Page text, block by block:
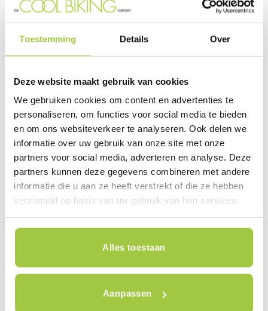
Toestemming Details Over
Deze website maakt gebruik van cookies
We gebruiken cookies om content en advertenties te
personaliseren, om functies voor social media te bieden
en om ons websiteverkeer te analyseren. Ook delen we
informatie over uw gebruik van onze site met onze
partners voor social media, adverteren en analyse. Deze
partners kunnen deze gegevens combineren met andere
informatie die u aan ze heeft verstrekt of die ze hebben
verzameld op basis van uw gebruik van hun services.
Alles toestaan
Aanpassen
KIDS
VICI meegroei-fiets rood
€ 299,00
Dit product is te testen en te
bestellen in de winkel (variaties
mogelijk).Plan jouw testrit in